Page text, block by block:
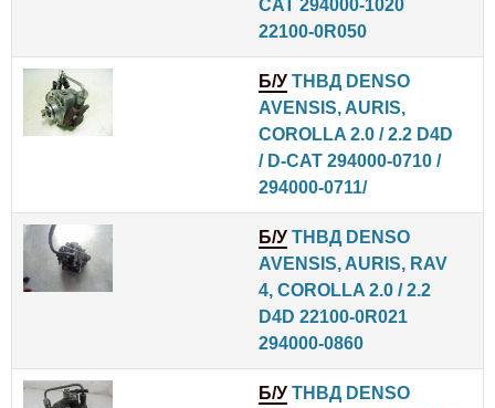
CAT 294000-1020
22100-0R050
Б/У ТНВД DENSO
AVENSIS, AURIS,
COROLLA 2.0 / 2.2 D4D
/ D-CAT 294000-0710 /
294000-0711/
Б/У ТНВД DENSO
AVENSIS, AURIS, RAV
4, COROLLA 2.0 / 2.2
D4D 22100-0R021
294000-0860
Б/У ТНВД DENSO